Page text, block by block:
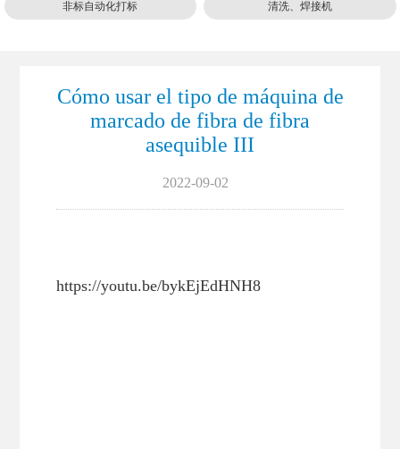
非标自动化打标 清洗、焊接机
Cómo usar el tipo de máquina de
marcado de fibra de fibra
asequible III
2022-09-02
https://youtu.be/bykEjEdHNH8